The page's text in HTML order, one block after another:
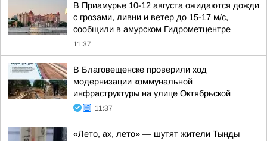
В Приамурье 10-12 августа ожидаются дожди
с грозами, ливни и ветер до 15-17 м/с,
сообщили в амурском Гидрометцентре
11:37
В Благовещенске проверили ход
модернизации коммунальной
инфраструктуры на улице Октябрьской
11:37
«Лето, ах, лето» — шутят жители Тынды